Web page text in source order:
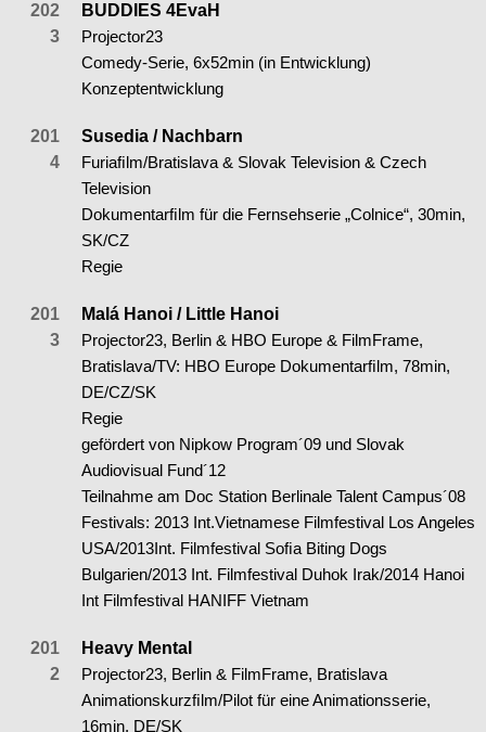
202
3
BUDDIES 4EvaH
Projector23
Comedy-Serie, 6x52min (in Entwicklung)
Konzeptentwicklung
201
4
Susedia / Nachbarn
Furiaﬁlm/Bratislava & Slovak Television & Czech
Television
Dokumentarﬁlm für die Fernsehserie „Colnice“, 30min,
SK/CZ
Regie
201
3
Malá Hanoi / Little Hanoi
Projector23, Berlin & HBO Europe & FilmFrame,
Bratislava/TV: HBO Europe Dokumentarﬁlm, 78min,
DE/CZ/SK
Regie
gefördert von Nipkow Program´09 und Slovak
Audiovisual Fund´12
Teilnahme am Doc Station Berlinale Talent Campus´08
Festivals: 2013 Int.Vietnamese Filmfestival Los Angeles
USA/2013Int. Filmfestival Soﬁa Biting Dogs
Bulgarien/2013 Int. Filmfestival Duhok Irak/2014 Hanoi
Int Filmfestival HANIFF Vietnam
201
2
Heavy Mental
Projector23, Berlin & FilmFrame, Bratislava
Animationskurzﬁlm/Pilot für eine Animationsserie,
16min, DE/SK